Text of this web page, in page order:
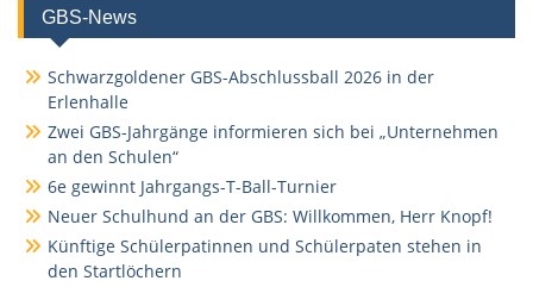
GBS-News
Schwarzgoldener GBS-Abschlussball 2026 in der
Erlenhalle
Zwei GBS-Jahrgänge informieren sich bei „Unternehmen
an den Schulen“
6e gewinnt Jahrgangs-T-Ball-Turnier
Neuer Schulhund an der GBS: Willkommen, Herr Knopf!
Künftige Schülerpatinnen und Schülerpaten stehen in
den Startlöchern